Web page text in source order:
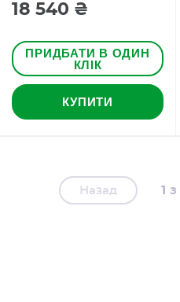
18 540 ₴
ПРИДБАТИ В ОДИН
КЛІК
КУПИТИ
Назад 1